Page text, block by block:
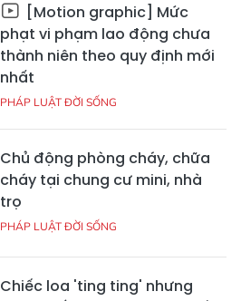
[Motion graphic] Mức
phạt vi phạm lao động chưa
thành niên theo quy định mới
nhất
PHÁP LUẬT ĐỜI SỐNG
Chủ động phòng cháy, chữa
cháy tại chung cư mini, nhà
trọ
PHÁP LUẬT ĐỜI SỐNG
Chiếc loa 'ting ting' nhưng